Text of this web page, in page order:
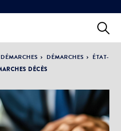
ACTUALITÉS &
ÉVÈNEMENTS
DÉMOCRATIE
PARTICIPATIVE
DÉMARCHES
ÉTAT-
DÉCÈS